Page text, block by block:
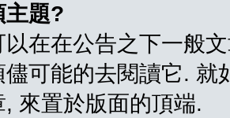
主題?
以在在公告之下一般
儘可能的去閱讀它.
來置於版面的頂端.